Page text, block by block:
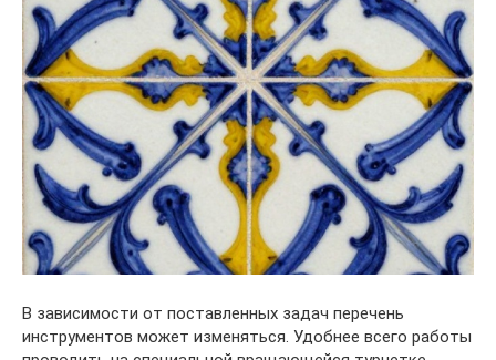
В зависимости от поставленных задач перечень
инструментов может изменяться. Удобнее всего работы